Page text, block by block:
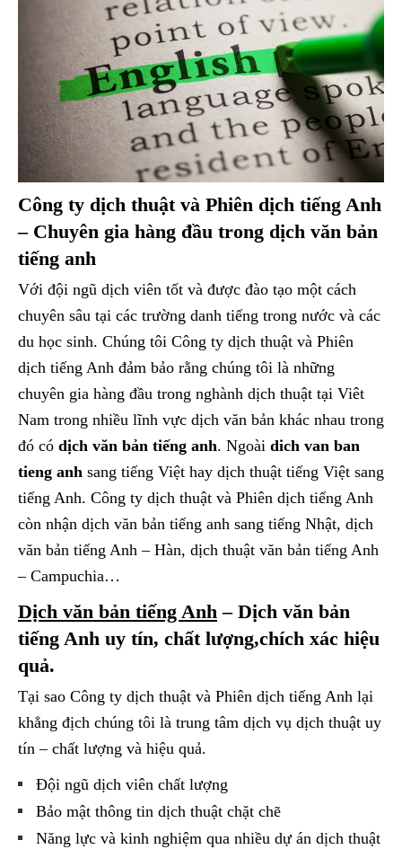
Công ty dịch thuật và Phiên dịch tiếng Anh
– Chuyên gia hàng đầu trong dịch văn bản
tiếng anh
Với đội ngũ dịch viên tốt và được đào tạo một cách
chuyên sâu tại các trường danh tiếng trong nước và các
du học sinh. Chúng tôi Công ty dịch thuật và Phiên
dịch tiếng Anh đảm bảo rằng chúng tôi là những
chuyên gia hàng đầu trong nghành dịch thuật tại Viêt
Nam trong nhiều lĩnh vực dịch văn bản khác nhau trong
đó có dịch văn bản tiếng anh. Ngoài dich van ban
tieng anh sang tiếng Việt hay dịch thuật tiếng Việt sang
tiếng Anh. Công ty dịch thuật và Phiên dịch tiếng Anh
còn nhận dịch văn bản tiếng anh sang tiếng Nhật, dịch
văn bản tiếng Anh – Hàn, dịch thuật văn bản tiếng Anh
– Campuchia…
Dịch văn bản tiếng Anh – Dịch văn bản
tiếng Anh uy tín, chất lượng,chích xác hiệu
quả.
Tại sao Công ty dịch thuật và Phiên dịch tiếng Anh lại
khẳng địch chúng tôi là trung tâm dịch vụ dịch thuật uy
tín – chất lượng và hiệu quả.
Đội ngũ dịch viên chất lượng
Bảo mật thông tin dịch thuật chặt chẽ
Năng lực và kinh nghiệm qua nhiều dự án dịch thuật